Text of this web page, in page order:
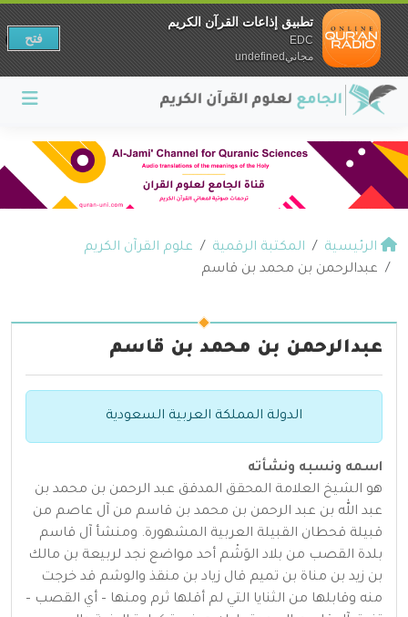
الرئيسية المكتبة الرقمية
علوم القرآن الكريم
عبدالرحمن بن محمد بن قاسم
عبدالرحمن بن محمد بن قاسم
الدولة المملكة العربية السعودية
اسمه ونسبه ونشأته
هو الشيخ العلامة المحقق المدقق عبد الرحمن بن محمد بن
عبد الله بن عبد الرحمن بن محمد بن قاسم من آل عاصم من
قبيلة قحطان القبيلة العربية المشهورة. ومنشأ آل قاسم
بلدة القصب من بلاد الوَشْم أحد مواضع نجد لربيعة بن مالك
بن زيد بن مناة بن تميم قال زياد بن منقذ والوشم قد خرجت
منه وقابلها من الثنايا التي لم أقلها ثرم ومنها – أي القصب –
تطبيق إذاعات القرآن الكريم
EDC
مجانيundefined
فتح